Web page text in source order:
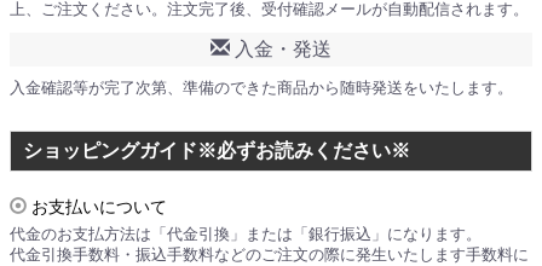
上、ご注文ください。注文完了後、受付確認メールが自動配信されます。
入金・発送
入金確認等が完了次第、準備のできた商品から随時発送をいたします。
ショッピングガイド※必ずお読みください※
お支払いについて
代金のお支払方法は「代金引換」または「銀行振込」になります。
代金引換手数料・振込手数料などのご注文の際に発生いたします手数料に